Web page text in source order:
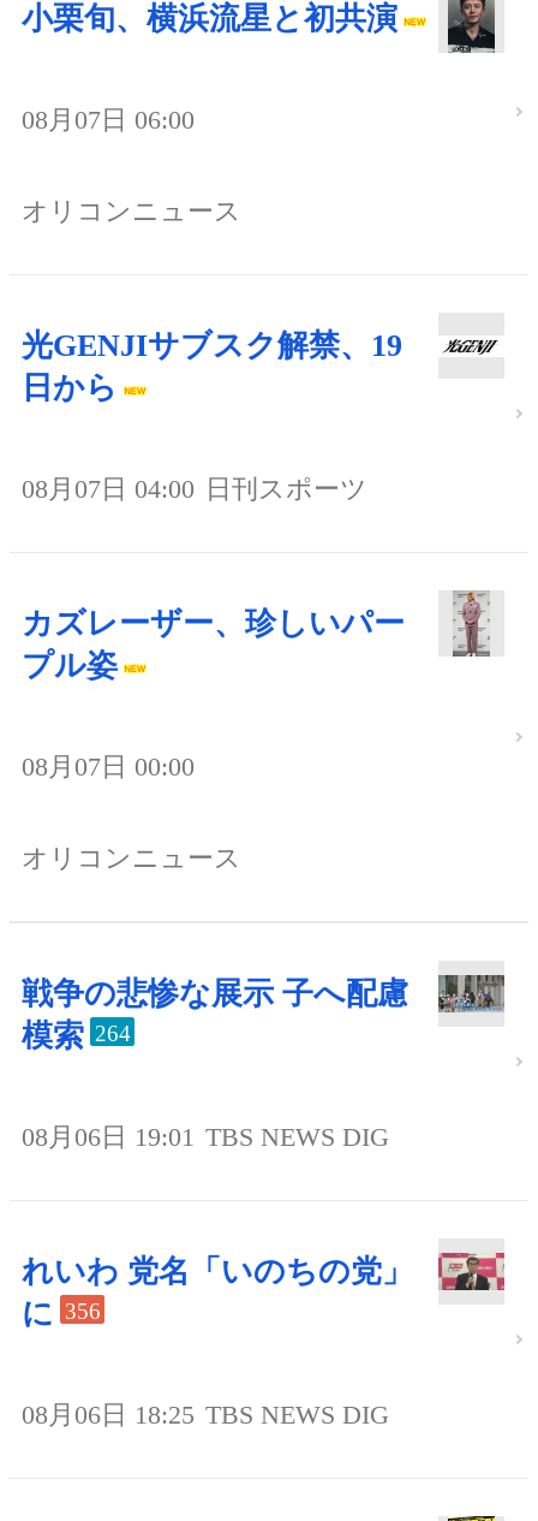
小栗旬、横浜流星と初共演
08月07日 06:00
オリコンニュース
光GENJIサブスク解禁、19
日から
08月07日 04:00 日刊スポーツ
カズレーザー、珍しいパー
プル姿
08月07日 00:00
オリコンニュース
戦争の悲惨な展示 子へ配慮
模索 264
08月06日 19:01 TBS NEWS DIG
れいわ 党名「いのちの党」
に 356
08月06日 18:25 TBS NEWS DIG